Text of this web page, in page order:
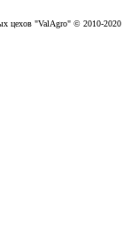
цехов "ValAgro" © 2010-2020